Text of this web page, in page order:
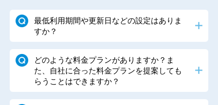
バージョンアップ 2026.05.25
ホーム・入金情報・見積情報・原価発注情報・設備情報・
スケジュール・マスタ・検索などがバージョンアップしま
した
セミナー情報 2026.05.15
最低利用期間や更新日などの設定はありま
すか？
どのような料金プランがありますか？ま
た、自社に合った料金プランを提案しても
らうことはできますか？